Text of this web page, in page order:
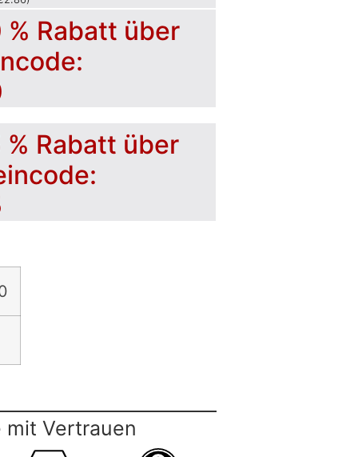
% Rabatt über
% Rabatt über
mit Vertrauen